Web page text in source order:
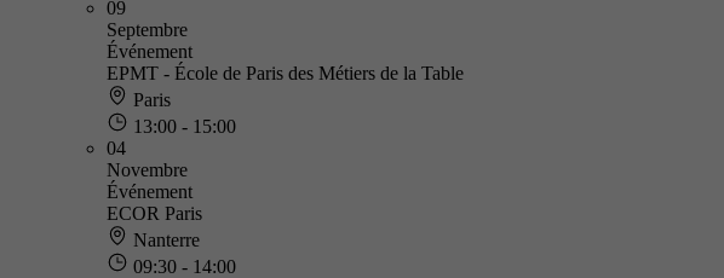
09
Septembre
Événement
EPMT - École de Paris des Métiers de la Table
Paris
13:00 - 15:00
04
Novembre
Événement
ECOR Paris
Nanterre
09:30 - 14:00